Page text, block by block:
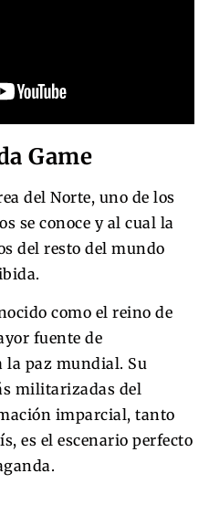
Game
del Norte, uno de los
se conoce y al cual la
del resto del mundo
como el reino de
fuente de
la paz mundial. Su
militarizadas del
imparcial, tanto
es el escenario perfecto